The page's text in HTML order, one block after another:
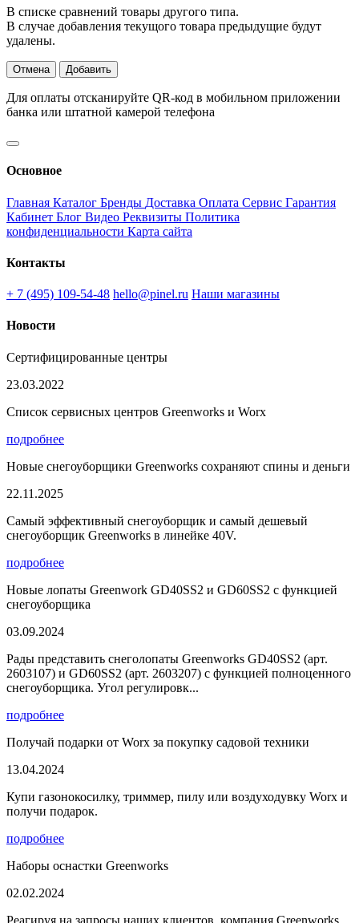
В списке сравнений товары другого типа.
В случае добавления текущого товара предыдущие будут
удалены.
Отмена Добавить
Для оплаты отсканируйте QR-код в мобильном приложении
банка или штатной камерой телефона
Основное
Главная Каталог Бренды Доставка Оплата Сервис Гарантия
Кабинет Блог Видео Реквизиты Политика
конфиденциальности Карта сайта
Контакты
+ 7 (495) 109-54-48 hello@pinel.ru Наши магазины
Новости
Сертифицированные центры
23.03.2022
Список сервисных центров Greenworks и Worx
подробнее
Новые снегоуборщики Greenworks сохраняют спины и деньги
22.11.2025
Самый эффективный снегоуборщик и самый дешевый
снегоуборщик Greenworks в линейке 40V.
подробнее
Новые лопаты Greenwork GD40SS2 и GD60SS2 с функцией
снегоуборщика
03.09.2024
Рады представить снеголопаты Greenworks GD40SS2 (арт.
2603107) и GD60SS2 (арт. 2603207) с функцией полноценного
снегоуборщика. Угол регулировк...
подробнее
Получай подарки от Worx за покупку садовой техники
13.04.2024
Купи газонокосилку, триммер, пилу или воздуходувку Worx и
получи подарок.
подробнее
Наборы оснастки Greenworks
02.02.2024
Реагируя на запросы наших клиентов, компания Greenworks